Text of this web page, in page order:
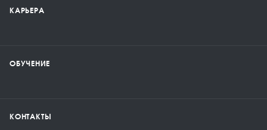
КАРЬЕРА
ОБУЧЕНИЕ
КОНТАКТЫ